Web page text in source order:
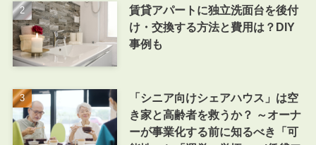
賃貸アパートに独立洗面台を後付
け・交換する方法と費用は？DIY
事例も
「シニア向けシェアハウス」は空
き家と高齢者を救うか？ ～オーナ
ーが事業化する前に知るべき「可